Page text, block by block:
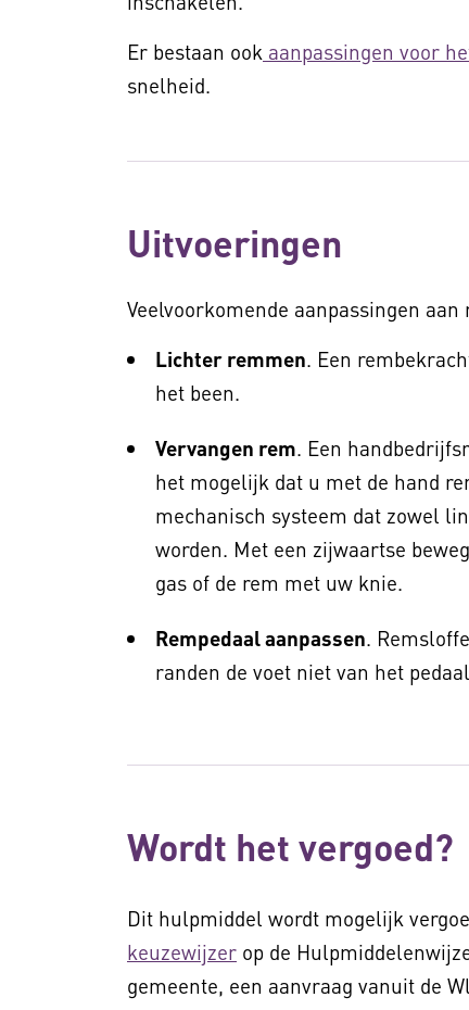
Er bestaan ook aanpassingen voor
snelheid.
Uitvoeringen
Veelvoorkomende aanpassingen
Lichter remmen. Een
het been.
Vervangen rem. Een
het mogelijk dat u met de hand
mechanisch systeem dat zowel
worden. Met een zijwaartse
gas of de rem met uw knie.
Rempedaal aanpassen.
randen de voet niet van het
Wordt het vergoed?
Dit hulpmiddel wordt mogelijk
keuzewijzer op de
gemeente, een aanvraag vanuit de